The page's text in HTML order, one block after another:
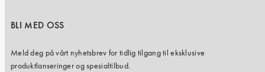
BLI MED OSS
Meld deg på vårt nyhetsbrev for tidlig tilgang til eksklusive
produktlanseringer og spesialtilbud.